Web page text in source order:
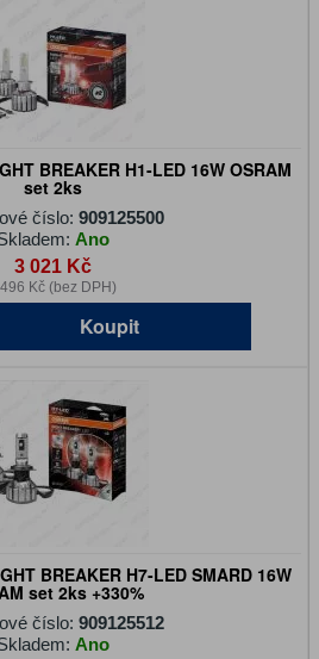
BREAKER H1-LED 16W OSRAM
set 2ks
číslo: 909125500
Ano
3 021 Kč
Kč (bez DPH)
Koupit
BREAKER H7-LED SMARD 16W
set 2ks +330%
číslo: 909125512
Ano